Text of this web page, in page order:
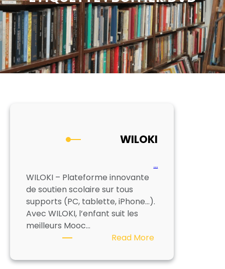
WILOKI
…
WILOKI – Plateforme innovante
de soutien scolaire sur tous
supports (PC, tablette, iPhone…).
Avec WILOKI, l’enfant suit les
meilleurs Mooc…
Read More: